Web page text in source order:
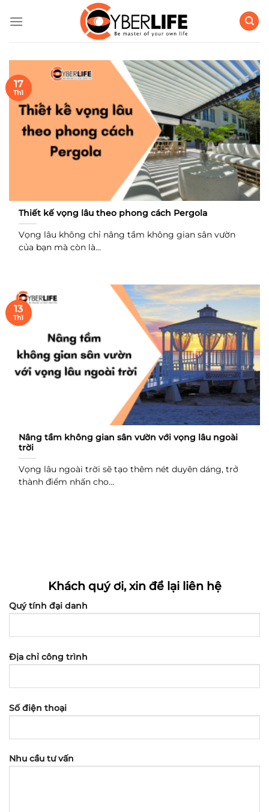
qua
Thiết kế vọng lâu theo phong cách Pergola
Vọng lâu không chỉ nâng tầm không gian sân vườn
của bạn mà còn là...
17
Th1
Nâng tầm không gian sân vườn với vọng lâu ngoài
trời
Vọng lâu ngoài trời sẽ tạo thêm nét duyên dáng, trở
thành điểm nhấn cho...
13
Th1
Khách quý ơi, xin để lại liên hệ
Quý tính đại danh
Địa chỉ công trình
Số điện thoại
Nhu cầu tư vấn